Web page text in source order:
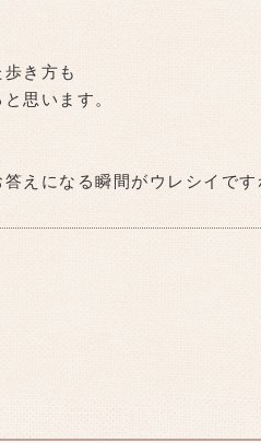
き方も
思います。
えになる瞬間がウレシイです